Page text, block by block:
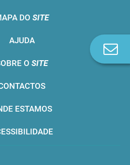
DO SITE
AJUDA
O SITE
ESTAMOS